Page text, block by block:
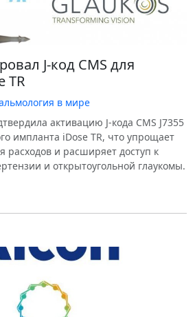
J-код CMS для
TR
в мире
активацию J-кода CMS J7355
импланта iDose TR, что упрощает
расходов и расширяет доступ к
и открытоугольной глаукомы.